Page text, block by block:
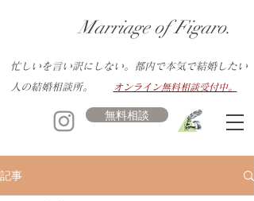
オンライン無料相談受付中。
無料相談
Marriage of Figaro.
忙しいを言い訳にしない。都内で本気で結婚したい
人の結婚相談所。
記事